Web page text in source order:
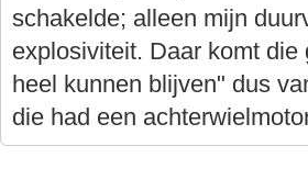
schakelde; alleen mijn
explosiviteit. Daar komt
heel kunnen blijven" dus
die had een